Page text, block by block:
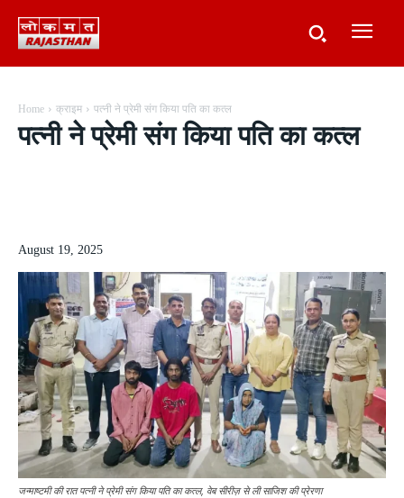
Home क्राइम पत्नी ने प्रेमी संग किया पति का कत्ल
पत्नी ने प्रेमी संग किया पति का कत्ल
August 19, 2025
जन्माष्टमी की रात पत्नी ने प्रेमी संग किया पति का कत्ल, वेब सीरीज़ से ली साजिश की प्रेरणा